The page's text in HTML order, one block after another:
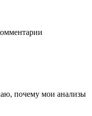
почему мои анализы